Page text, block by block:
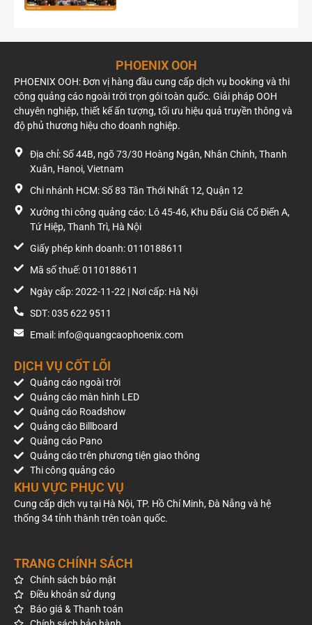
Với vị trí nằm trên tuyến kết nối giữa trung tâm Hà Nội và khu
duy trì tần suất hiển thị ổn định trong thời gian dài.
Những ngành hàng phù hợp
Vị trí này thường phù hợp với các doanh nghiệp muốn xây
dựng nhận diện thương hiệu trên quy mô lớn, chẳng hạn như:
Ô tô, xe máy và dịch vụ vận tải.
Ngân hàng, bảo hiểm và tài chính.
Giáo dục, trường đại học, trung tâm đào tạo.
Hàng tiêu dùng nhanh (FMCG).
Công nghệ và điện tử.
Lợi thế của biển quảng cáo
phải, vị trí này sở hữu mặt biển 100,62 m², giúp hình ảnh và
thông điệp được thể hiện rõ ràng ngay cả khi quan sát từ
22:00 mỗi ngày giúp quảng cáo tiếp tục duy trì hiệu quả hiển
thị vào buổi tối, đặc biệt trong khung giờ cao điểm.
Liên hệ báo giá
Mức giá tham khảo cho vị trí pano Nguyễn Khoái – Minh Khai
là 700.000.000 VNĐ/năm (chưa bao gồm VAT). Giá thuê
thực tế có thể thay đổi theo thời điểm, thời hạn hợp đồng và
tình trạng khai thác của vị trí.
Để nhận báo giá mới nhất, kiểm tra lịch trống hoặc được tư
vấn lựa chọn vị trí phù hợp với mục tiêu truyền thông, bạn có
PHOENIX OOH
PHOENIX OOH: Đơn vị hàng đầu cung cấp dịch vụ booking và thi
công quảng cáo ngoài trời trọn gói toàn quốc. Giải pháp OOH
chuyên nghiệp, thiết kế ấn tượng, tối ưu hiệu quả truyền thông và
độ phủ thương hiệu cho doanh nghiệp.
Địa chỉ: Số 44B, ngõ 73/30 Hoàng Ngân, Nhân Chính, Thanh
Xuân, Hanoi, Vietnam
Chi nhánh HCM: Số 83 Tân Thới Nhất 12, Quận 12
Xưởng thi công quảng cáo: Lô 45-46, Khu Đấu Giá Cổ Điển A,
Tứ Hiệp, Thanh Trì, Hà Nội
Giấy phép kinh doanh: 0110188611
Mã số thuế: 0110188611
Ngày cấp: 2022-11-22 | Nơi cấp: Hà Nội
SDT: 035 622 9511
Email: info@quangcaophoenix.com
DỊCH VỤ CỐT LÕI
Quảng cáo ngoài trời
Quảng cáo màn hình LED
Quảng cáo Roadshow
Quảng cáo Billboard
Quảng cáo Pano
Quảng cáo trên phương tiện giao thông
Thi công quảng cáo
KHU VỰC PHỤC VỤ
Cung cấp dịch vụ tại Hà Nội, TP. Hồ Chí Minh, Đà Nẵng và hệ
thống 34 tỉnh thành trên toàn quốc.
TRANG CHÍNH SÁCH
Chính sách bảo mật
Điều khoản sử dụng
Báo giá & Thanh toán